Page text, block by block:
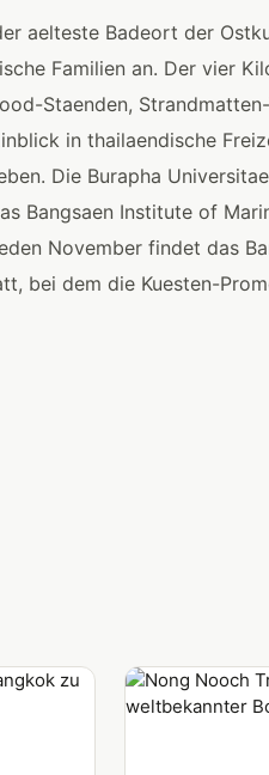
aelteste Badeort der
Familien an. Der vier
Staenden,
in thailaendische
Die Burapha
Bangsaen Institute of
November findet das
bei dem die Kuesten-